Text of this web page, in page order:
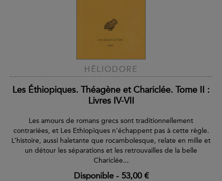
HÉLIODORE
Les Éthiopiques. Théagène et Chariclée. Tome II :
Livres IV-VII
Les amours de romans grecs sont traditionnellement
contrariées, et Les Ethiopiques n’échappent pas à cette règle.
L’histoire, aussi haletante que rocambolesque, relate en mille et
un détour les séparations et les retrouvailles de la belle
Chariclée...
Disponible- 53,00 €